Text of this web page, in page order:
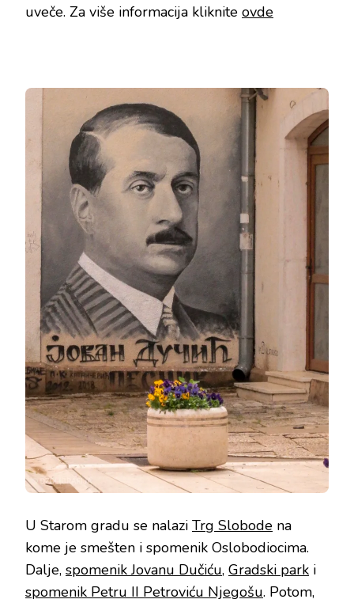
uveče. Za više informacija kliknite ovde
U Starom gradu se nalazi Trg Slobode na
kome je smešten i spomenik Oslobodiocima.
Dalje, spomenik Jovanu Dučiću, Gradski park i
spomenik Petru II Petroviću Njegošu. Potom,